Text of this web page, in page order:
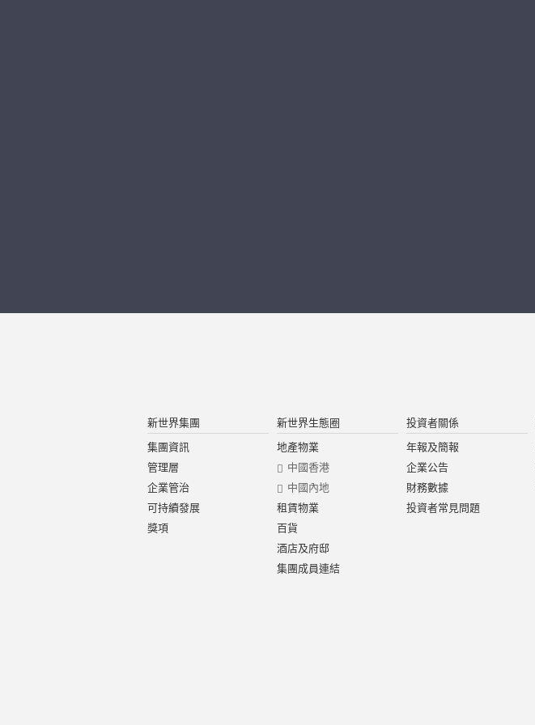
新世界集團
集團資訊
管理層
企業管治
可持續發展
獎項
新世界生態圈
地產物業
中國香港
中國內地
租賃物業
百貨
酒店及府邸
集團成員連結
投資者關係
年報及簡報
企業公告
財務數據
投資者常見問題